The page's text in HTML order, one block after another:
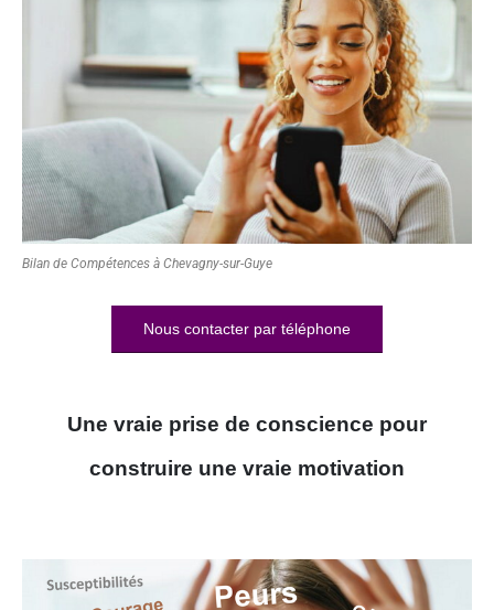
Bilan de Compétences à Chevagny-sur-Guye
Nous contacter par téléphone
Une vraie prise de conscience pour
construire une vraie motivation